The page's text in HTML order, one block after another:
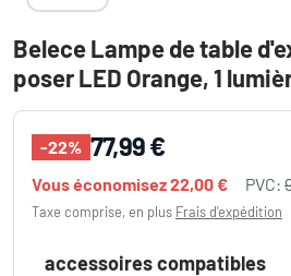
Belece Lampe de table
poser LED Orange, 1
-22% 77,99 €
Vous économisez22,00 € PVC:
Taxe comprise, en plus Frais d'expédition
accessoires compatibles